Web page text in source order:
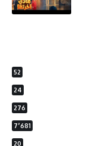
52
24
276
7٬681
20